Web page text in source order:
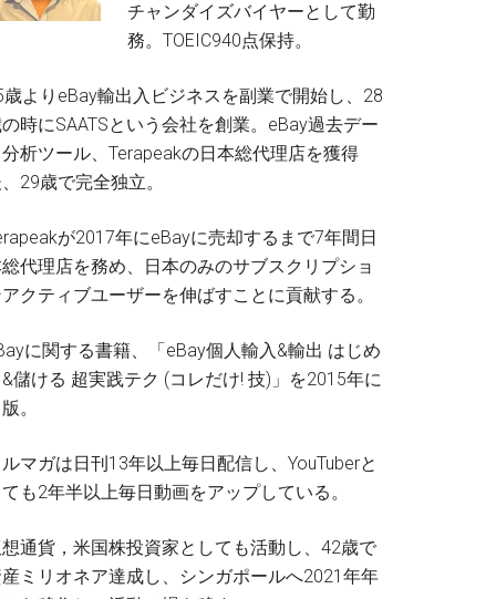
チャンダイズバイヤーとして勤
務。TOEIC940点保持。
歳よりeBay輸出入ビジネスを副業で開始し、28
時にSAATSという会社を創業。eBay過去デー
析ツール、Terapeakの日本総代理店を獲得
29歳で完全独立。
が2017年にeBayに売却するまで7年間日
代理店を務め、日本のみのサブスクリプショ
クティブユーザーを伸ばすことに貢献する。
に関する書籍、「eBay個人輸入&輸出 はじめ
儲ける 超実践テク (コレだけ! 技)」を2015年に
。
マガは日刊13年以上毎日配信し、YouTuberと
も2年半以上毎日動画をアップしている。
通貨，米国株投資家としても活動し、42歳で
ミリオネア達成し、シンガポールへ2021年年